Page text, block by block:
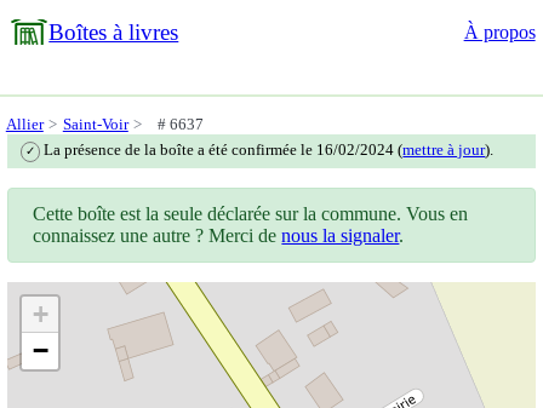
Boîtes à livres À propos
Allier Saint-Voir # 6637
✓ La présence de la boîte a été confirmée le 16/02/2024 (mettre à jour).
Cette boîte est la seule déclarée sur la commune. Vous en
connaissez une autre ? Merci denous la signaler.
+
−